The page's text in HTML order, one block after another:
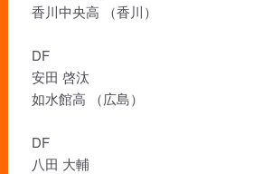
香川中央高 （香川）
DF
安田 啓汰
如水館高 （広島）
DF
八田 大輔